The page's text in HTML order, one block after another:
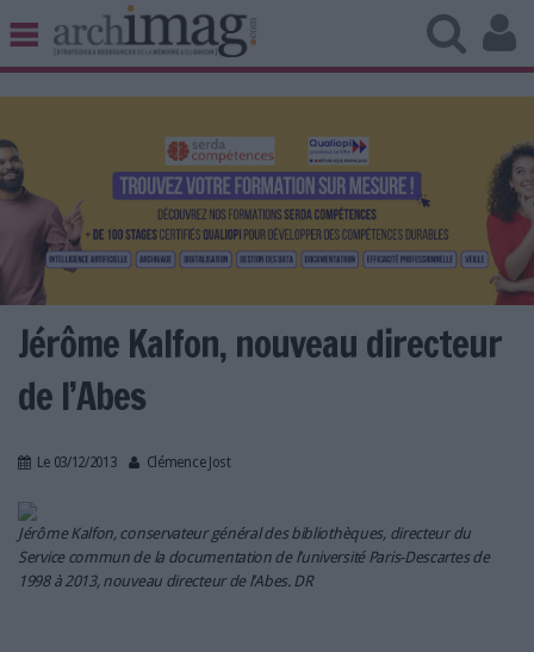
BIBLIOTHÈQUE ÉDITION
UNIVERS DATA
TRAVAIL COLLABORATIF
VIE NUMÉRIQUE
NUMÉRIQUE RESPONSABLE
LES GUIDES PRATIQUES
LES BASES DE DONNÉES
Jérôme Kalfon, nouveau directeur
de l’Abes
Le 03/12/2013 Clémence Jost
Jérôme Kalfon, conservateur général des bibliothèques, directeur du
Service commun de la documentation de l’université Paris-Descartes de
1998 à 2013, nouveau directeur de l’Abes. DR